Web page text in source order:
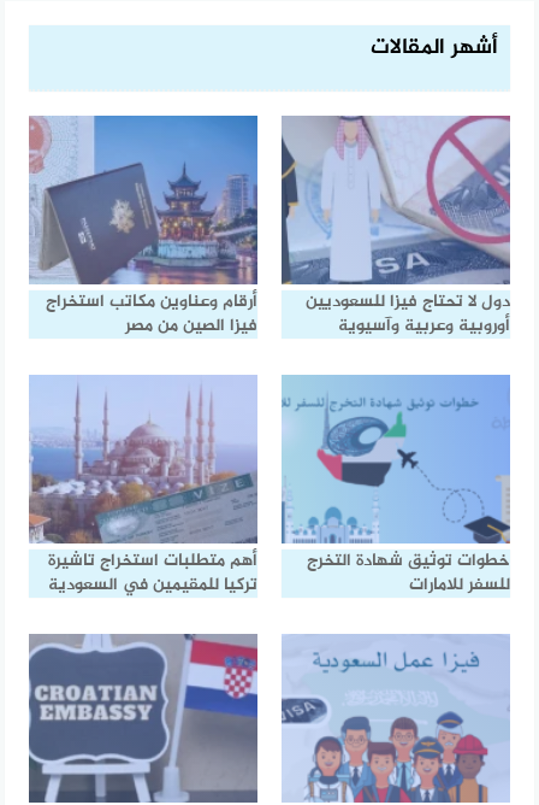
أشهر المقالات
دول لا تحتاج فيزا للسعوديين
أوروبية وعربية وآسيوية
أرقام وعناوين مكاتب استخراج
فيزا الصين من مصر
خطوات توثيق شهادة التخرج
للسفر للامارات
أهم متطلبات استخراج تاشيرة
تركيا للمقيمين في السعودية